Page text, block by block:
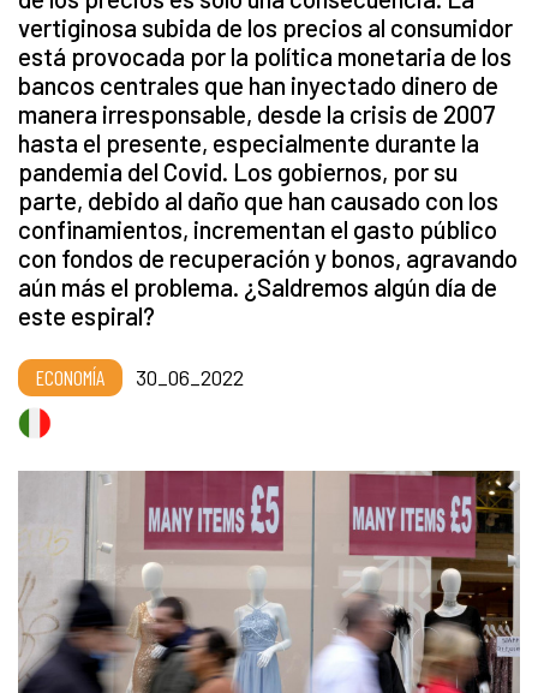
vertiginosa subida de los precios al consumidor
está provocada por la política monetaria de los
bancos centrales que han inyectado dinero de
manera irresponsable, desde la crisis de 2007
hasta el presente, especialmente durante la
pandemia del Covid. Los gobiernos, por su
parte, debido al daño que han causado con los
confinamientos, incrementan el gasto público
con fondos de recuperación y bonos, agravando
aún más el problema. ¿Saldremos algún día de
este espiral?
ECONOMÍA 30_06_2022